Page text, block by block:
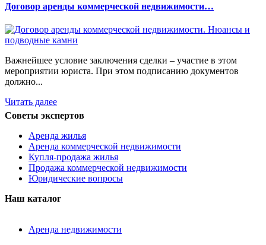
Договор аренды коммерческой недвижимости…
Важнейшее условие заключения сделки – участие в этом
мероприятии юриста. При этом подписанию документов
должно...
Читать далее
Советы экспертов
Аренда жилья
Аренда коммерческой недвижимости
Купля-продажа жилья
Продажа коммерческой недвижимости
Юридические вопросы
Наш каталог
Аренда недвижимости